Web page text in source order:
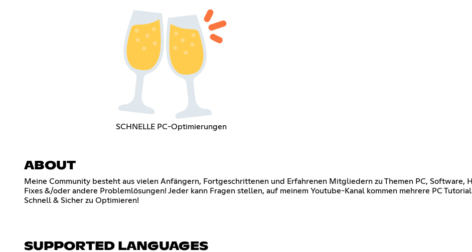
SCHNELLE PC-Optimierungen
ABOUT
Meine Community besteht aus vielen Anfängern, Fortgeschrittenen und Erfahrenen Mitgliedern zu Themen PC, Software,
Fixes &/oder andere Problemlösungen! Jeder kann Fragen stellen, auf meinem Youtube-Kanal kommen mehrere PC
Schnell & Sicher zu Optimieren!
SUPPORTED LANGUAGES